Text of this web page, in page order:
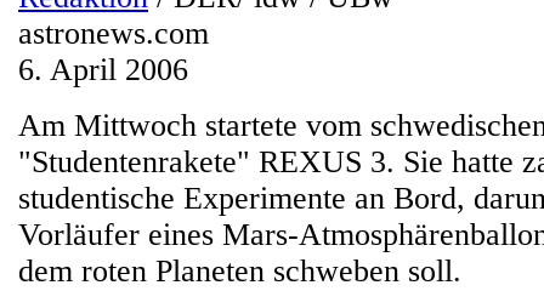
astronews.com
6. April 2006
Am Mittwoch startete vom
"Studentenrakete" REXUS 3. Sie hatte
studentische Experimente an Bord,
Vorläufer eines Mars-
dem roten Planeten schweben soll.